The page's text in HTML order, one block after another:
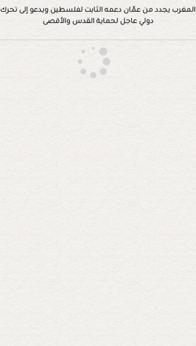
المغرب يجدد من عمّان دعمه الثابت لفلسطين ويدعو إلى تحرك
دولي عاجل لحماية القدس والأقصى